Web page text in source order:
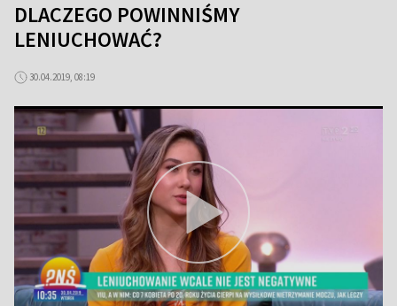
DLACZEGO POWINNIŚMY
LENIUCHOWAĆ?
30.04.2019, 08:19